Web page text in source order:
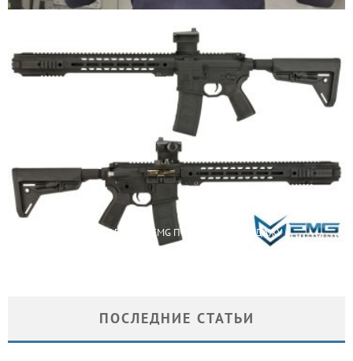
SAI GRY AEG — ОТ EMG ПОСТУПИЛ В ПРОДАЖУ
ПОСЛЕДНИЕ СТАТЬИ